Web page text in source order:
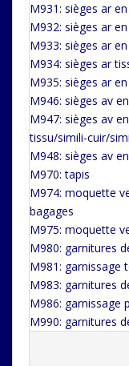
M931: sièges ar
M932: sièges ar
M933: sièges ar
M934: sièges ar
M935: sièges ar
M946: sièges av
M947: sièges av
tissu/simili-cuir/
M948: sièges av
M970: tapis
M974: moquette
bagages
M975: moquette
M980: garnitures
M981: garnissage
M983: garnitures
M986: garnissage
M990: garnitures